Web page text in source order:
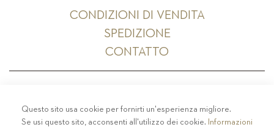
CONDIZIONI DI VENDITA
SPEDIZIONE
CONTATTO
PRIVACY-COLOPHON - COOKIE POLICY
CODICE ETICO
Questo sito usa cookie per fornirti un'esperienza migliore.
Se usi questo sito, acconsenti all'utilizzo dei cookie. Informazioni